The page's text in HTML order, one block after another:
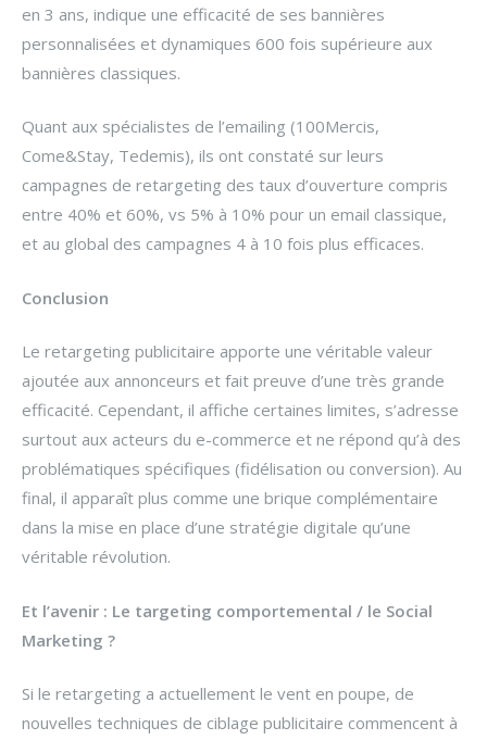
en 3 ans, indique une efficacité de ses bannières
personnalisées et dynamiques 600 fois supérieure aux
bannières classiques.
Quant aux spécialistes de l’emailing (100Mercis,
Come&Stay, Tedemis), ils ont constaté sur leurs
campagnes de retargeting des taux d’ouverture compris
entre 40% et 60%, vs 5% à 10% pour un email classique,
et au global des campagnes 4 à 10 fois plus efficaces.
Conclusion
Le retargeting publicitaire apporte une véritable valeur
ajoutée aux annonceurs et fait preuve d’une très grande
efficacité. Cependant, il affiche certaines limites, s’adresse
surtout aux acteurs du e-commerce et ne répond qu’à des
problématiques spécifiques (fidélisation ou conversion). Au
final, il apparaît plus comme une brique complémentaire
dans la mise en place d’une stratégie digitale qu’une
véritable révolution.
Et l’avenir : Le targeting comportemental / le Social
Marketing ?
Si le retargeting a actuellement le vent en poupe, de
nouvelles techniques de ciblage publicitaire commencent à